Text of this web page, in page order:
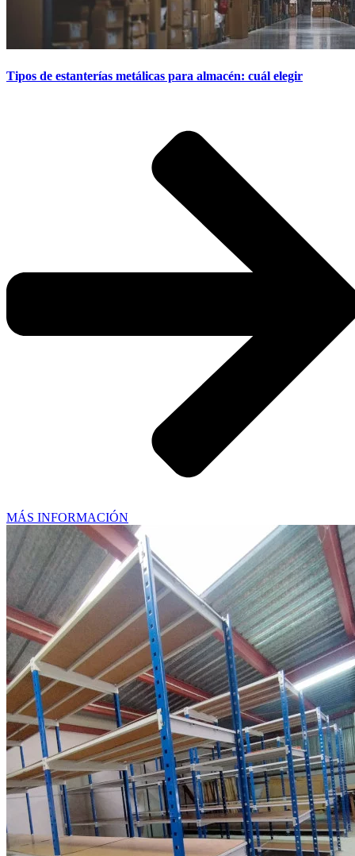
Tipos de estanterías metálicas para almacén: cuál elegir
MÁS INFORMACIÓN